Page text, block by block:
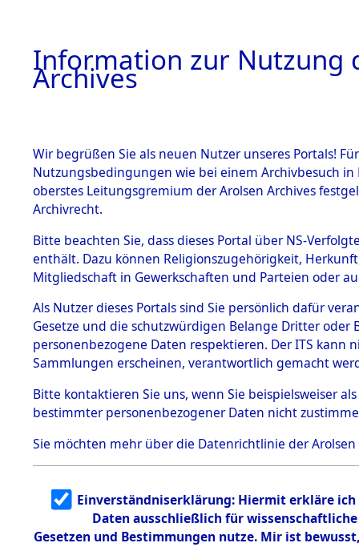
BESTÄNDE
1.
mente
5. Verschiedenes
5.3
Todesmärsche
5.3.1 Alliierte
Erhebungen
zu
Todesmärsch
en
5.3.2
Identifizierun
g
5.3.3
Todesmärsch
Münden
Information zur Nutzung
Archives
Wir begrüßen Sie als neuen Nutzer unseres Portals!
Nutzungsbedingungen wie bei einem Archivbesuch
oberstes Leitungsgremium der Arolsen Archives
Archivrecht.
Bitte beachten Sie, dass dieses Portal über NS-
enthält. Dazu können Religionszugehörigkeit,
Mitgliedschaft in Gewerkschaften und Parteien oder
Als Nutzer dieses Portals sind Sie persönlich dafür
Gesetze und die schutzwürdigen Belange Dritter
personenbezogene Daten respektieren. Der ITS
Sammlungen erscheinen, verantwortlich gemacht
Bitte kontaktieren Sie uns, wenn Sie beispielsweiser
bestimmter personenbezogener Daten nicht
Sie möchten mehr über die Datenrichtlinie der Arolsen
Einverständniserklärung: Hiermit erkläre
Daten ausschließlich für
Gesetzen und Bestimmungen nutze. Mir ist